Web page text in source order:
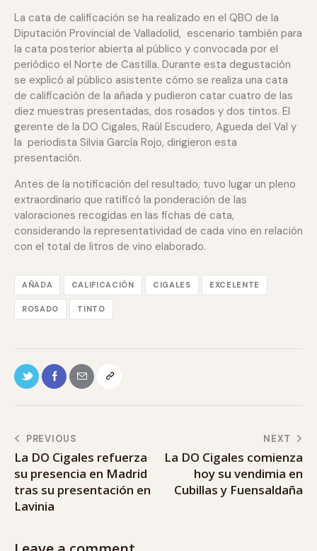
La cata de calificación se ha realizado en el QBO de la
Diputación Provincial de Valladolid, escenario también para
la cata posterior abierta al público y convocada por el
periódico el Norte de Castilla. Durante esta degustación
se explicó al público asistente cómo se realiza una cata
de calificación de la añada y pudieron catar cuatro de las
diez muestras presentadas, dos rosados y dos tintos. El
gerente de la DO Cigales, Raúl Escudero, Agueda del Val y
la periodista Silvia García Rojo, dirigieron esta
presentación.
Antes de la notificación del resultado, tuvo lugar un pleno
extraordinario que ratificó la ponderación de las
valoraciones recogidas en las fichas de cata,
considerando la representatividad de cada vino en relación
con el total de litros de vino elaborado.
AÑADA CALIFICACIÓN CIGALES EXCELENTE
ROSADO TINTO
PREVIOUS
La DO Cigales refuerza
su presencia en Madrid
tras su presentación en
Lavinia
NEXT
La DO Cigales comienza
hoy su vendimia en
Cubillas y Fuensaldaña